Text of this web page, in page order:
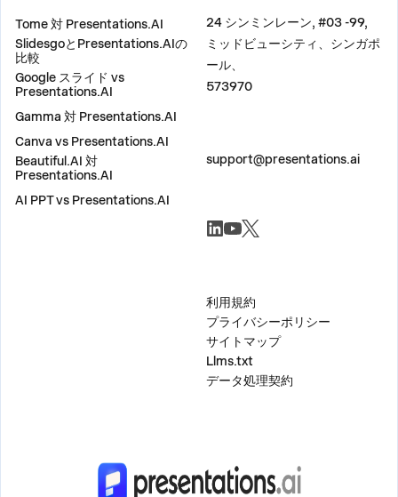
Tome 対 Presentations.AI
SlidesgoとPresentations.AIの
比較
Google スライド vs
Presentations.AI
Gamma 対 Presentations.AI
Canva vs Presentations.AI
Beautiful.AI 対
Presentations.AI
AI PPT vs Presentations.AI
24 シンミンレーン, #03 -99,
ミッドビューシティ、シンガポ
ール、
573970
support@presentations.ai
利用規約
プライバシーポリシー
サイトマップ
Llms.txt
データ処理契約